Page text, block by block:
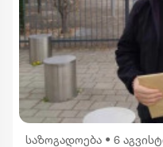
საზოგადოება • 6